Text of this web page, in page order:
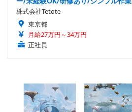
株式会社Tetote
東京都
月給27万円～34万円
正社員